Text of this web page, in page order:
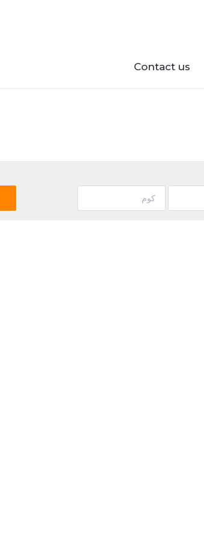
Contact us